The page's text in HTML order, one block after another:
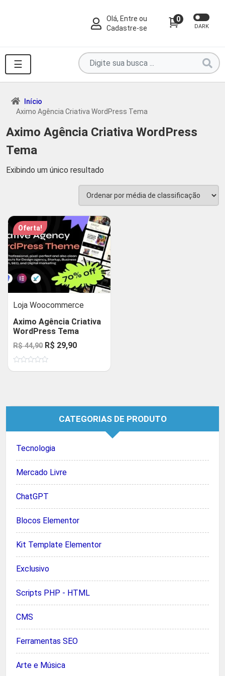
Olá, Entre ou
Cadastre-se
0
DARK
☰
Pesquise
por
produtos
...
Início
Aximo Agência Criativa WordPress Tema
Aximo Agência Criativa WordPress
Tema
Exibindo um único resultado
Oferta!
Loja Woocommerce
Aximo Agência Criativa
WordPress Tema
R$44,90 O
preço
original
R$ 29,90O
atual
CATEGORIAS DE PRODUTO
Tecnologia
Mercado Livre
ChatGPT
Blocos Elementor
Kit Template Elementor
Exclusivo
Scripts PHP - HTML
CMS
Ferramentas SEO
Arte e Música